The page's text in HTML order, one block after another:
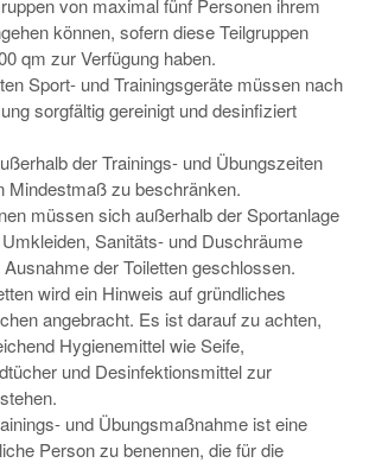
von maximal fünf Personen ihrem
können, sofern diese Teilgruppen
qm zur Verfügung haben.
Sport- und Trainingsgeräte müssen nach
sorgfältig gereinigt und desinfiziert
der Trainings- und Übungszeiten
Mindestmaß zu beschränken.
müssen sich außerhalb der Sportanlage
Sanitäts- und Duschräume
der Toiletten geschlossen.
wird ein Hinweis auf gründliches
angebracht. Es ist darauf zu achten,
Hygienemittel wie Seife,
und Desinfektionsmittel zur
und Übungsmaßnahme ist eine
Person zu benennen, die für die